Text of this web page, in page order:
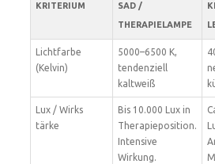
KRITERIUM
SAD /
THERAPIELAMPE
Lichtfarbe
(Kelvin)
5000–6500 K,
tendenziell
kaltweiß
Lux / Wirks
tärke
Bis 10.000 Lux in
Therapieposition.
Intensive
Wirkung.